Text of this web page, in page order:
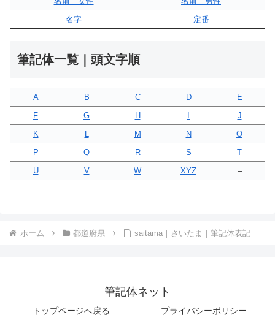
名字
定番
筆記体一覧｜頭文字順
A B C D
E
F
G H
J
K
L M N
O
P
Q R S
T
U
V W XYZ –
ホーム 都道府県 saitama｜さいたま｜筆記体表記
筆記体ネット
トップページへ戻る プライバシーポリシー